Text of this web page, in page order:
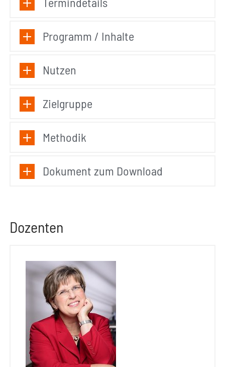
Programm / Inhalte
Nutzen
Zielgruppe
Methodik
Dokument zum Download
Dozenten